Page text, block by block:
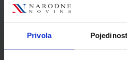
Privola
Detalji proizvoda
Šifra proizvoda
Jedinična mjera